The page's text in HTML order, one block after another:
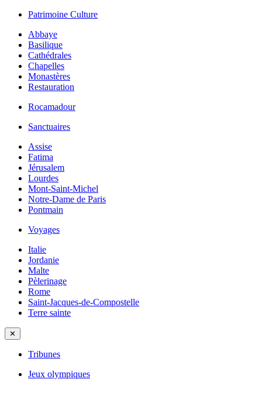
Patrimoine Culture
Abbaye
Basilique
Cathédrales
Chapelles
Monastères
Restauration
Rocamadour
Sanctuaires
Assise
Fatima
Jérusalem
Lourdes
Mont-Saint-Michel
Notre-Dame de Paris
Pontmain
Voyages
Italie
Jordanie
Malte
Pèlerinage
Rome
Saint-Jacques-de-Compostelle
Terre sainte
✕
Tribunes
Jeux olympiques